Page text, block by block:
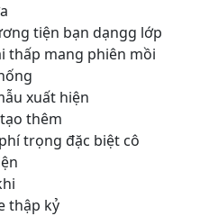
tiện bạn dạngg lớp
thấp mang phiên mồi
xuất hiện
thêm
trọng đặc biệt cô
thập kỷ